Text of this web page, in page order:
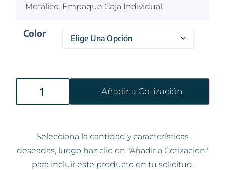
Metálico. Empaque Caja Individual.
Color
Añadir a Cotización
Selecciona la cantidad y características
deseadas, luego haz clic en "Añadir a Cotización"
para incluir este producto en tu solicitud.